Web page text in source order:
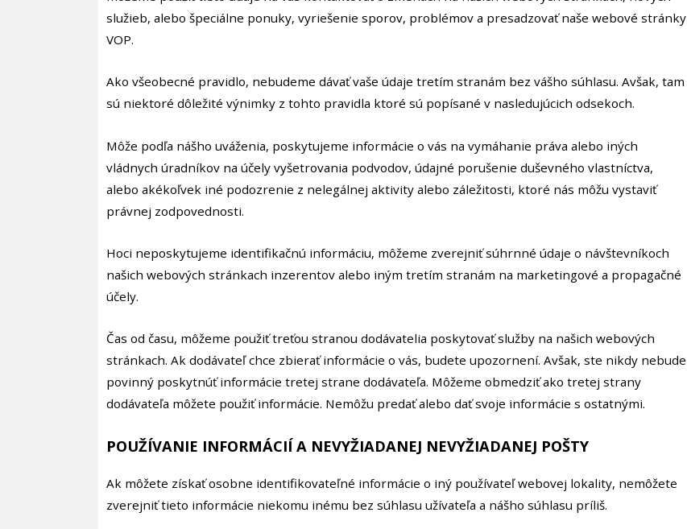
služieb, alebo špeciálne ponuky, vyriešenie sporov, problémov a presadzovať naše webové stránky
VOP.
Ako všeobecné pravidlo, nebudeme dávať vaše údaje tretím stranám bez vášho súhlasu. Avšak, tam
sú niektoré dôležité výnimky z tohto pravidla ktoré sú popísané v nasledujúcich odsekoch.
Môže podľa nášho uváženia, poskytujeme informácie o vás na vymáhanie práva alebo iných
vládnych úradníkov na účely vyšetrovania podvodov, údajné porušenie duševného vlastníctva,
alebo akékoľvek iné podozrenie z nelegálnej aktivity alebo záležitosti, ktoré nás môžu vystaviť
právnej zodpovednosti.
Hoci neposkytujeme identifikačnú informáciu, môžeme zverejniť súhrnné údaje o návštevníkoch
našich webových stránkach inzerentov alebo iným tretím stranám na marketingové a propagačné
účely.
Čas od času, môžeme použiť treťou stranou dodávatelia poskytovať služby na našich webových
stránkach. Ak dodávateľ chce zbierať informácie o vás, budete upozornení. Avšak, ste nikdy nebude
povinný poskytnúť informácie tretej strane dodávateľa. Môžeme obmedziť ako tretej strany
dodávateľa môžete použiť informácie. Nemôžu predať alebo dať svoje informácie s ostatnými.
POUŽÍVANIE INFORMÁCIÍ A NEVYŽIADANEJ NEVYŽIADANEJ POŠTY
Ak môžete získať osobne identifikovateľné informácie o iný používateľ webovej lokality, nemôžete
zverejniť tieto informácie niekomu inému bez súhlasu užívateľa a nášho súhlasu príliš.